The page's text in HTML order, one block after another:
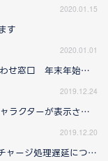
2020.01.15
す
2020.01.01
【重要】HappyTukお問い合わせ窓口 年末年始の営業についてのお知らせ
2019.12.24
【復旧】仮拡張スロットのキャラクターが表示されない問題に関して（2019/12/20 17:38更新）
2019.12.20
【復旧】アイテム購入およびチャージ処理遅延について